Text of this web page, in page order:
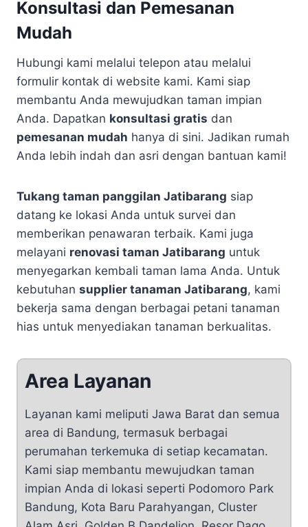
Konsultasi dan Pemesanan
Mudah
Hubungi kami melalui telepon atau melalui
formulir kontak di website kami. Kami siap
membantu Anda mewujudkan taman impian
Anda. Dapatkan konsultasi gratis dan
pemesanan mudah hanya di sini. Jadikan rumah
Anda lebih indah dan asri dengan bantuan kami!
Tukang taman panggilan Jatibarang siap
datang ke lokasi Anda untuk survei dan
memberikan penawaran terbaik. Kami juga
melayani renovasi taman Jatibarang untuk
menyegarkan kembali taman lama Anda. Untuk
kebutuhan supplier tanaman Jatibarang, kami
bekerja sama dengan berbagai petani tanaman
hias untuk menyediakan tanaman berkualitas.
Area Layanan
Layanan kami meliputi Jawa Barat dan semua
area di Bandung, termasuk berbagai
perumahan terkemuka di setiap kecamatan.
Kami siap membantu mewujudkan taman
impian Anda di lokasi seperti Podomoro Park
Bandung, Kota Baru Parahyangan, Cluster